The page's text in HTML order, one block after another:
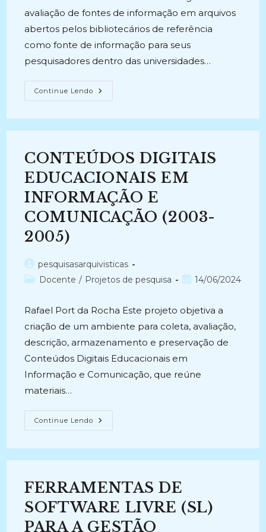
avaliação de fontes de informação em arquivos
abertos pelos bibliotecários de referência
como fonte de informação para seus
pesquisadores dentro das universidades…
Continue Lendo AVALIAÇÃO
E
DE
EM
ARQUIVOS
ABERTOS
POR
BIBLIOTECÁRIOS
DE
REFERÊNCIA
(2008)
CONTEÚDOS DIGITAIS
EDUCACIONAIS EM
INFORMAÇÃO E
COMUNICAÇÃO (2003-
2005)
Autor
do
pesquisasarquivisticas
Categoria
Docente / Projetos de pesquisa
Post14/06/2024
Rafael Port da Rocha Este projeto objetiva a
criação de um ambiente para coleta, avaliação,
descrição, armazenamento e preservação de
Conteúdos Digitais Educacionais em
Informação e Comunicação, que reúne
materiais…
Continue Lendo CONTEÚDOS
DIGITAIS
E
2005)
FERRAMENTAS DE
SOFTWARE LIVRE (SL)
PARA A GESTÃO